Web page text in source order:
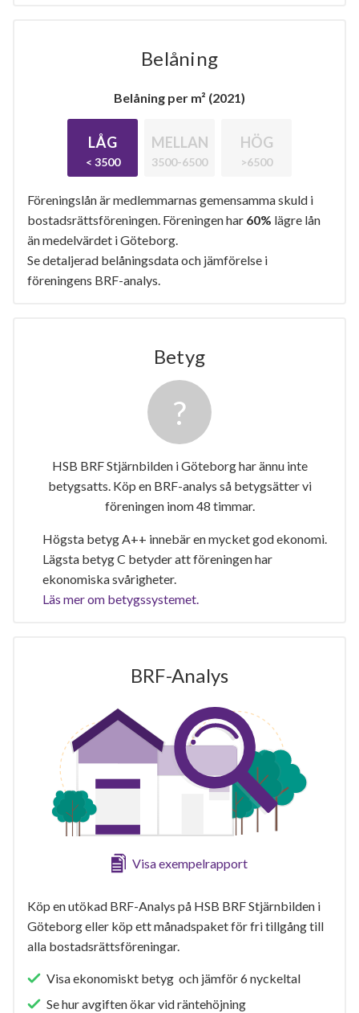
Belåning
Belåning per m² (2021)
LÅG
< 3500
MELLAN
3500-6500
HÖG
>6500
Föreningslån är medlemmarnas gemensamma skuld i
bostadsrättsföreningen. Föreningen har 60% lägre lån
än medelvärdet i Göteborg.
Se detaljerad belåningsdata och jämförelse i
föreningens BRF-analys.
Betyg
HSB BRF Stjärnbilden i Göteborg har ännu inte
betygsatts. Köp en BRF-analys så betygsätter vi
föreningen inom 48 timmar.
Högsta betyg A++ innebär en mycket god ekonomi.
Lägsta betyg C betyder att föreningen har
ekonomiska svårigheter.
Läs mer om betygssystemet.
BRF-Analys
Visa exempelrapport
Köp en utökad BRF-Analys på HSB BRF Stjärnbilden i
Göteborg eller köp ett månadspaket för fri tillgång till
alla bostadsrättsföreningar.
Visa ekonomiskt betyg och jämför 6 nyckeltal
Se hur avgiften ökar vid räntehöjning